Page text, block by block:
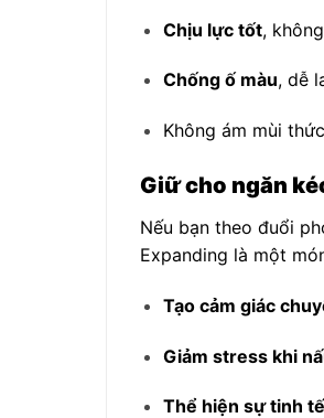
Chịu lực tốt,
Chống ố màu, dễ
Không ám mùi
Giữ cho ngăn
Nếu bạn theo đuổi
Expanding là một
Tạo cảm giác
Giảm stress khi
Thể hiện sự tinh